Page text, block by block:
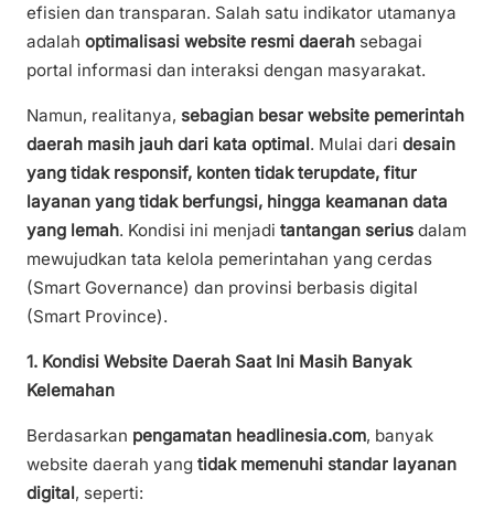
efisien dan transparan. Salah satu indikator utamanya
adalah optimalisasi website resmi daerah sebagai
portal informasi dan interaksi dengan masyarakat.
Namun, realitanya, sebagian besar website pemerintah
daerah masih jauh dari kata optimal. Mulai dari desain
yang tidak responsif, konten tidak terupdate, fitur
layanan yang tidak berfungsi, hingga keamanan data
yang lemah. Kondisi ini menjadi tantangan serius dalam
mewujudkan tata kelola pemerintahan yang cerdas
(Smart Governance) dan provinsi berbasis digital
(Smart Province).
1. Kondisi Website Daerah Saat Ini Masih Banyak
Kelemahan
Berdasarkan pengamatan headlinesia.com, banyak
website daerah yang tidak memenuhi standar layanan
digital, seperti: